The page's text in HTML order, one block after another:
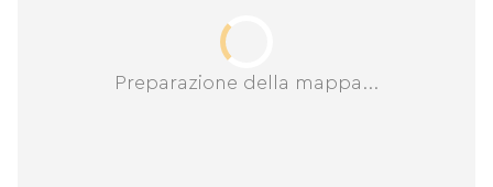
Preparazione della mappa...